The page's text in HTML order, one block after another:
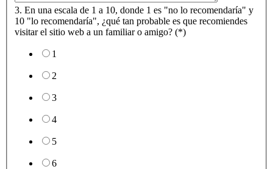
3. En una escala de 1 a 10, donde 1 es "no lo recomendaría" y
10 "lo recomendaría", ¿qué tan probable es que recomiendes
visitar el sitio web a un familiar o amigo? (*)
1
2
3
4
5
6